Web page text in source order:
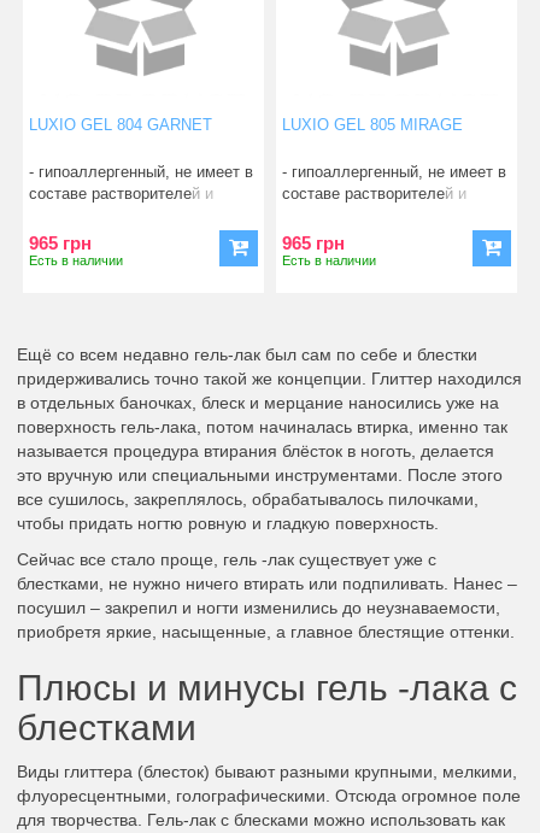
LUXIO GEL 804 GARNET
- гипоаллергенный, не имеет в
составе растворителей и
965 грн
Есть в наличии
LUXIO GEL 805 MIRAGE
- гипоаллергенный, не имеет в
составе растворителей и
965 грн
Есть в наличии
Ещё со всем недавно гель-лак был сам по себе и блестки
придерживались точно такой же концепции. Глиттер находился
в отдельных баночках, блеск и мерцание наносились уже на
поверхность гель-лака, потом начиналась втирка, именно так
называется процедура втирания блёсток в ноготь, делается
это вручную или специальными инструментами. После этого
все сушилось, закреплялось, обрабатывалось пилочками,
чтобы придать ногтю ровную и гладкую поверхность.
Сейчас все стало проще, гель -лак существует уже с
блестками, не нужно ничего втирать или подпиливать. Нанес –
посушил – закрепил и ногти изменились до неузнаваемости,
приобретя яркие, насыщенные, а главное блестящие оттенки.
Плюсы и минусы гель -лака с
блестками
Виды глиттера (блесток) бывают разными крупными, мелкими,
флуоресцентными, голографическими. Отсюда огромное поле
для творчества. Гель-лак с блесками можно использовать как